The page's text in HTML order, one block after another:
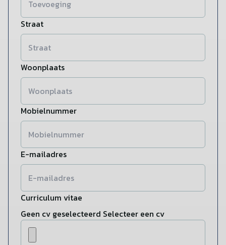
Straat
Woonplaats
Mobielnummer
E-mailadres
Curriculum vitae
Geen cv geselecteerd Selecteer een cv